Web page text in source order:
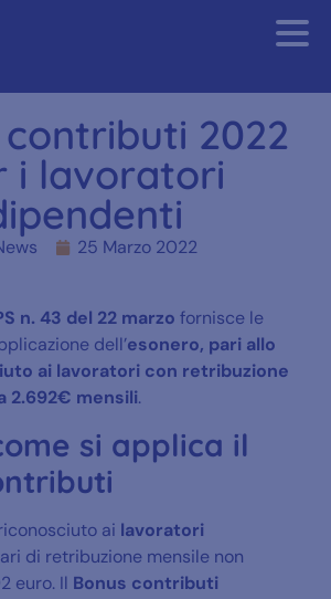
contributi 2022
i lavoratori
25 Marzo 2022
n. 43 del 22 marzo fornisce le
dell’esonero, pari allo
ai lavoratori con retribuzione
2.692€ mensili.
si applica il
ai lavoratori
di retribuzione mensile non
euro. Il Bonus contributi